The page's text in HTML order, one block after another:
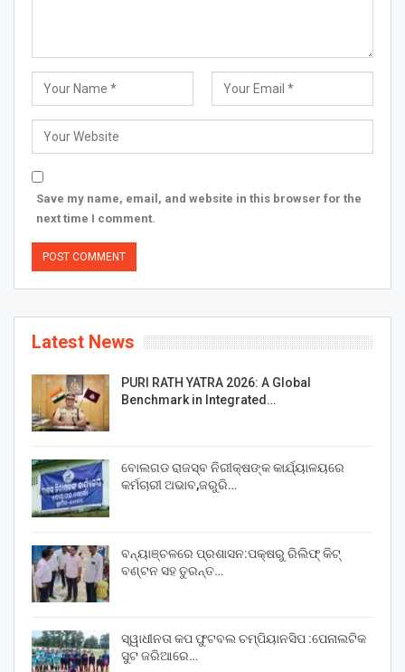
Save my name, email, and website in this browser for the
next time I comment.
Latest News
PURI RATH YATRA 2026: A Global
Benchmark in Integrated…
ବୋଲଗଡ ରାଜସ୍ବ ନିରୀକ୍ଷଙ୍କ କାର୍ଯ୍ୟାଳୟରେ
କର୍ମଚାରୀ ଅଭାବ,ଜରୁରି…
ବନ୍ୟାଞ୍ଚଳରେ ପ୍ରଶାସନ:ପକ୍ଷରୁ ରିଲିଫ୍ କିଟ୍
ବଣ୍ଟନ ସହ ତୁରନ୍ତ…
ସ୍ୱାଧୀନତା କପ ଫୁଟବଲ ଚମ୍ପିୟାନସିପ :ପେନାଲଟିକ
ସୁଟ ଜରିଆରେ…